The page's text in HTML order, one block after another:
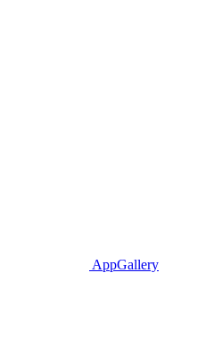
AppGallery